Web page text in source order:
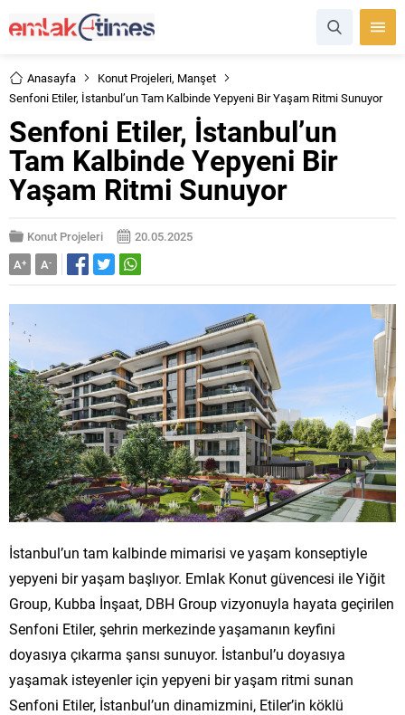
Anasayfa Konut Projeleri, Manşet
Senfoni Etiler, İstanbul’un Tam Kalbinde Yepyeni Bir Yaşam Ritmi Sunuyor
Senfoni Etiler, İstanbul’un
Tam Kalbinde Yepyeni Bir
Yaşam Ritmi Sunuyor
Konut Projeleri
20.05.2025
A+ A-
İstanbul’un tam kalbinde mimarisi ve yaşam konseptiyle
yepyeni bir yaşam başlıyor. Emlak Konut güvencesi ile Yiğit
Group, Kubba İnşaat, DBH Group vizyonuyla hayata geçirilen
Senfoni Etiler, şehrin merkezinde yaşamanın keyfini
doyasıya çıkarma şansı sunuyor. İstanbul’u doyasıya
yaşamak isteyenler için yepyeni bir yaşam ritmi sunan
Senfoni Etiler, İstanbul’un dinamizmini, Etiler’in köklü